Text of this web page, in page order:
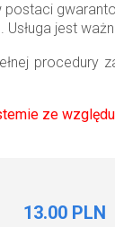
jest
ze
13.00 PLN